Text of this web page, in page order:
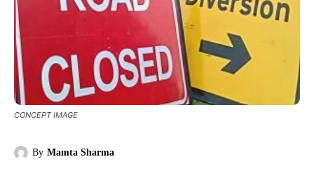
CONCEPT IMAGE
By Mamta Sharma